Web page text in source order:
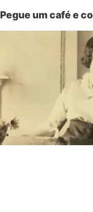
Pegue um café e